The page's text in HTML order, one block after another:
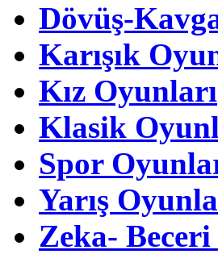
Dövüş-
Karışık
Kız Oyunları
Klasik
Spor
Yarış
Zeka-